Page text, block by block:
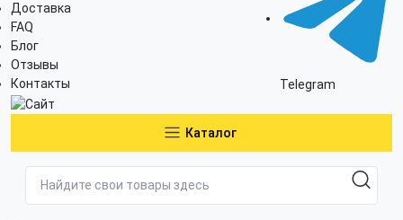
Доставка
FAQ
Блог
Отзывы
Контакты
Telegram
Каталог